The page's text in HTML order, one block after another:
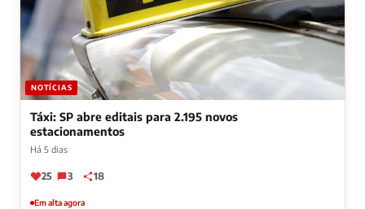
NOTÍCIAS
Táxi: SP abre editais para 2.195 novos
estacionamentos
Há 5 dias
25 3 18
Em alta agora